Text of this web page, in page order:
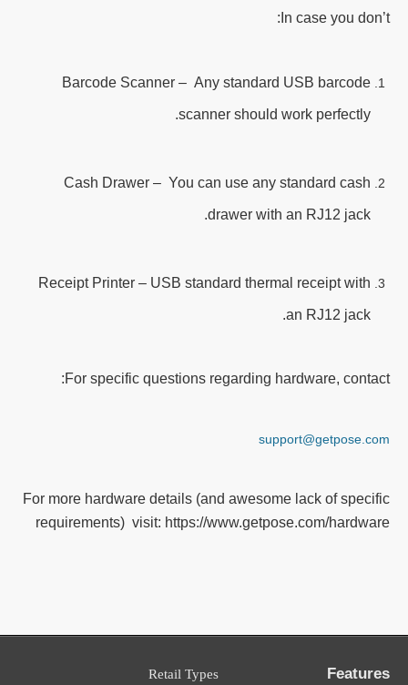
In case you don’t:
Barcode Scanner – Any standard USB barcode
scanner should work perfectly.
Cash Drawer – You can use any standard cash
drawer with an RJ12 jack.
Receipt Printer – USB standard thermal receipt with
an RJ12 jack.
For specific questions regarding hardware, contact:
support@getpose.com
For more hardware details (and awesome lack of specific
requirements) visit: https://www.getpose.com/hardware
Features
Retail Types